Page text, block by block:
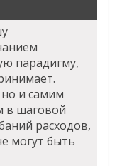
парадигму,
и самим
в шаговой
расходов,
могут быть